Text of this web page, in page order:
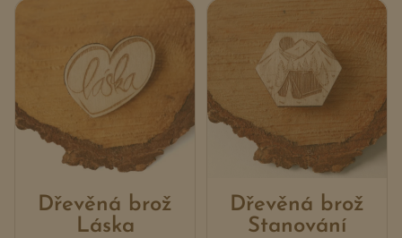
Dřevěná brož
Láska
Dřevěná brož
Stanování